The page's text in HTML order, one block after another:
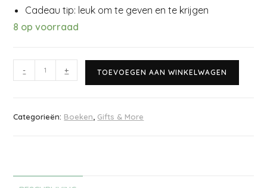
Cadeau tip: leuk om te geven en te krijgen
8 op voorraad
- + TOEVOEGEN AAN WINKELWAGEN
Categorieën: Boeken Gifts & More